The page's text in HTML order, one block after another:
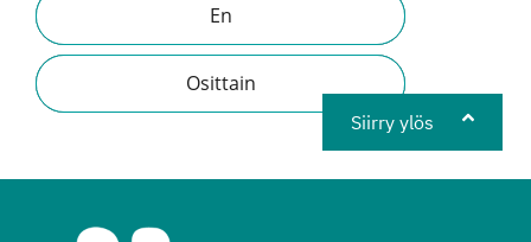
En
Osittain
Siirry ylös